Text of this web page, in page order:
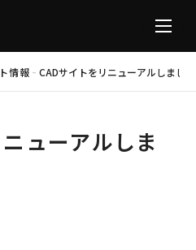
情報 -CADサイトをリニューアルしまし
ューアルしま